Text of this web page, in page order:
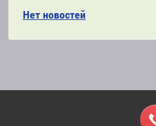
Нет новостей